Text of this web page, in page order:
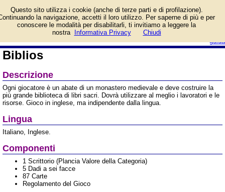
guida
prezzo di vendita.
Prodotto da Iello
Biblios
Descrizione
Ogni giocatore è un abate di un monastero medievale e deve costruire la
più grande biblioteca di libri sacri. Dovrà utilizzare al meglio i lavoratori e le
risorse. Gioco in inglese, ma indipendente dalla lingua.
Lingua
Italiano, Inglese.
Componenti
1 Scrittorio (Plancia Valore della Categoria)
5 Dadi a sei facce
87 Carte
Regolamento del Gioco
Questo sito utilizza i cookie (anche di terze parti e di profilazione).
la navigazione, accetti il loro utilizzo. Per saperne di più e per
conoscere le modalità per disabilitarli, ti invitiamo a leggere la
nostra
Informativa Privacy Chiudi